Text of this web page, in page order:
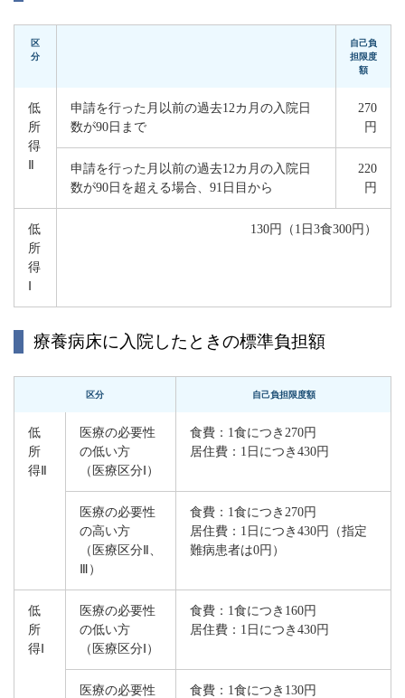
区
分
自己負
担限度
額
低
所
得
Ⅱ
申請を行った月以前の過去12カ月の入院日
数が90日まで
270
円
申請を行った月以前の過去12カ月の入院日
数が90日を超える場合、91日目から
220
円
低
所
得
Ⅰ
130円（1日3食300円）
療養病床に入院したときの標準負担額
区分 自己負担限度額
低
所
得Ⅱ
医療の必要性
の低い方
（医療区分Ⅰ）
食費：1食につき270円
居住費：1日につき430円
医療の必要性
の高い方
（医療区分Ⅱ
Ⅲ）
食費：1食につき270円
居住費：1日につき430円（指定
難病患者は0円）
低
所
得Ⅰ
医療の必要性
の低い方
（医療区分Ⅰ）
食費：1食につき160円
居住費：1日につき430円
医療の必要性
食費：1食につき130円